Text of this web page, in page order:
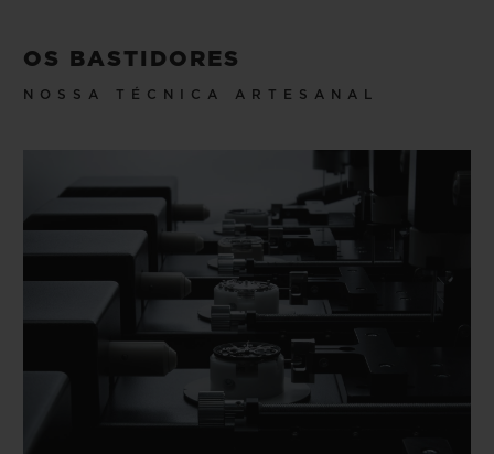
OS BASTIDORES
NOSSA TÉCNICA ARTESANAL